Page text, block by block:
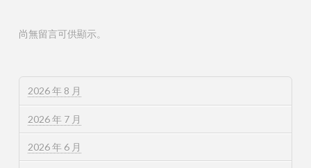
尚無留言可供顯示。
2026 年 8 月
2026 年 7 月
2026 年 6 月